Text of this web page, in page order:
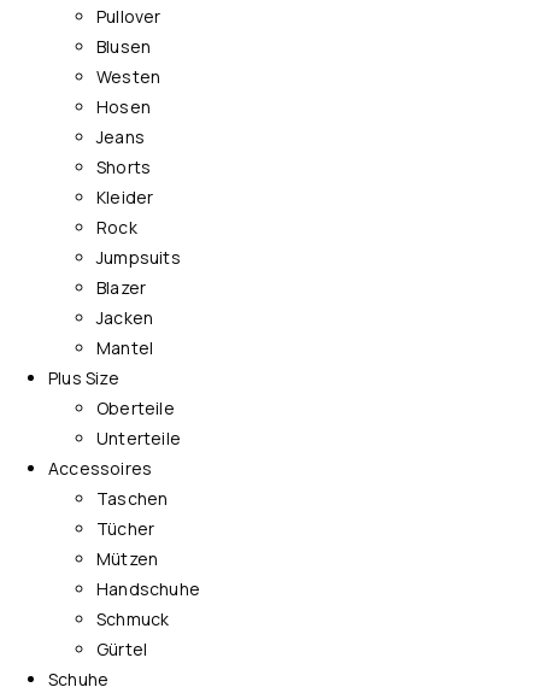
Pullover
Blusen
Westen
Hosen
Jeans
Shorts
Kleider
Rock
Jumpsuits
Blazer
Jacken
Mantel
Plus Size
Oberteile
Unterteile
Accessoires
Taschen
Tücher
Mützen
Handschuhe
Schmuck
Gürtel
Schuhe